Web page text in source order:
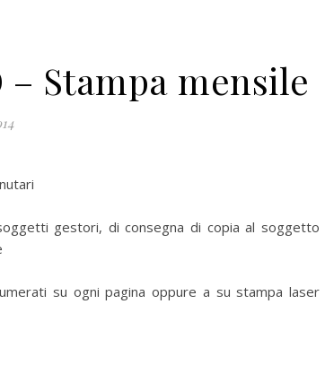
– Stampa mensile
gestori, di consegna di copia al soggetto
su ogni pagina oppure a su stampa laser